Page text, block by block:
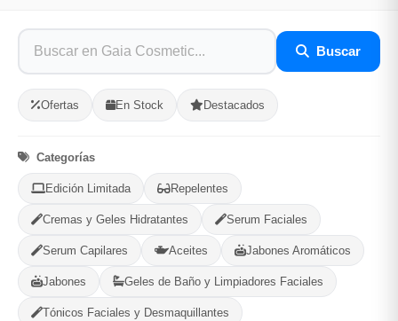
Buscar
Ofertas En Stock Destacados
Categorías
Edición Limitada Repelentes
Cremas y Geles Hidratantes Serum Faciales
Serum Capilares Aceites Jabones Aromáticos
Jabones Geles de Baño y Limpiadores Faciales
Tónicos Faciales y Desmaquillantes
1 Ubicacion 2 Entrega
Selecciona tu ubicacion
PROVINCIA
MUNICIPIO
Categorías: Cintas y Embalaje